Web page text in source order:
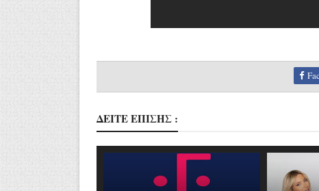
ΔΕΙΤΕ ΕΠΙΣΗΣ :